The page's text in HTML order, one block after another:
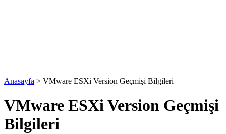
Anasayfa > VMware ESXi Version Geçmişi Bilgileri
VMware ESXi Version Geçmişi
Bilgileri